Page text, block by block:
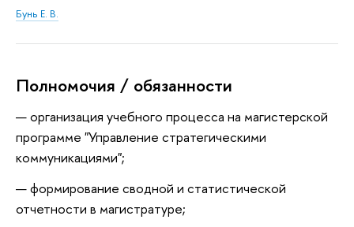
Бунь Е. В.
Полномочия / обязанности
организация учебного процесса на магистерской
программе "Управление стратегическими
коммуникациями";
формирование сводной и статистической
отчетности в магистратуре;